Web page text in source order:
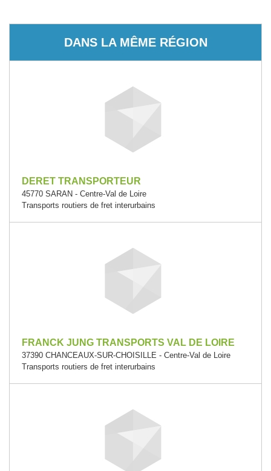
DANS LA MÊME RÉGION
DERET TRANSPORTEUR
45770 SARAN - Centre-Val de Loire
Transports routiers de fret interurbains
FRANCK JUNG TRANSPORTS VAL DE LOIRE
37390 CHANCEAUX-SUR-CHOISILLE - Centre-Val de Loire
Transports routiers de fret interurbains